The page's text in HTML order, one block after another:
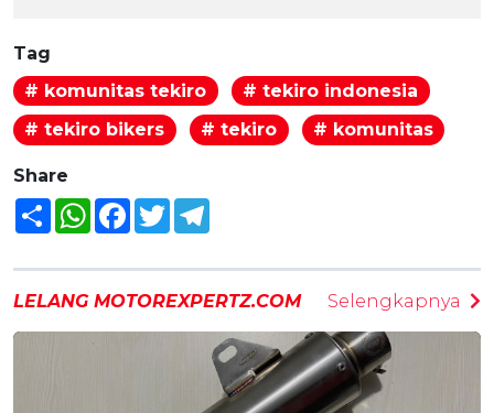
Tag
# komunitas tekiro
# tekiro indonesia
# tekiro bikers
# tekiro # komunitas
Share
Share WhatsAppFacebook
Twitter
LELANG MOTOREXPERTZ.COM Selengkapnya